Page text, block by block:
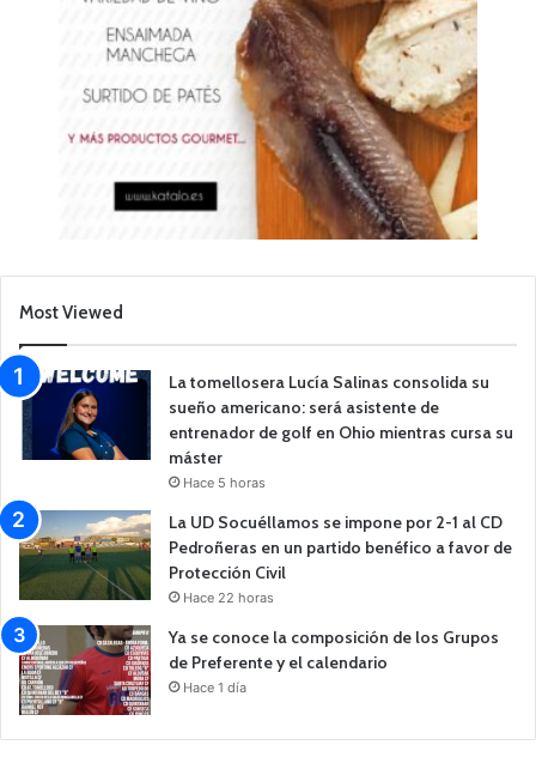
Most Viewed
La tomellosera Lucía Salinas consolida su
sueño americano: será asistente de
entrenador de golf en Ohio mientras cursa su
máster
Hace 5 horas
La UD Socuéllamos se impone por 2-1 al CD
Pedroñeras en un partido benéfico a favor de
Protección Civil
Hace 22 horas
Ya se conoce la composición de los Grupos
de Preferente y el calendario
Hace 1 día